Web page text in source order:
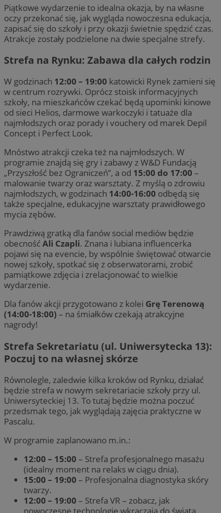
Piątkowe wydarzenie to idealna okazja, by na własne
oczy przekonać się, jak wygląda nowoczesna edukacja,
zapisać się do szkoły i przy okazji świetnie spędzić czas.
Atrakcje zostały podzielone na dwie specjalne strefy.
Strefa na Rynku: Zabawa dla całych rodzin
W godzinach 12:00 – 19:00 katowicki Rynek zamieni się
w centrum rozrywki. Oprócz stoisk informacyjnych
szkoły, na mieszkańców czekać będą upominki kinowe
od sieci Helios, darmowe warkoczyki i tatuaże dla
najmłodszych oraz porady i vouchery od marek Depil
Concept i Perfect Look.
Mnóstwo atrakcji czeka też na najmłodszych. W
programie znajdą się gry i zabawy z W&D Fundacją
„Przyszłość bez Ograniczeń”, a od 15:00 do 17:00 –
malowanie twarzy oraz warsztaty. Z myślą o zdrowiu
najmłodszych, w godzinach 14:00-16:00 odbędą się
także specjalne, edukacyjne warsztaty prawidłowego
mycia zębów.
Prawdziwą gratką dla fanów social mediów będzie
obecnośćAli Czapli. Znana i lubiana influencerka
pojawi się na evencie, by wspólnie świętować otwarcie
nowej szkoły, spotkać się z obserwatorami, zrobić
pamiątkowe zdjęcia i zrelacjonować to wielkie
wydarzenie.
Dla fanów akcji przygotowano z kolei Grę Terenową
(14:00-18:00) – na śmiałków czekają atrakcyjne
nagrody!
Strefa Sekretariatu (ul. Uniwersytecka 13):
Poczuj to na własnej skórze
Równolegle, zaledwie kilka kroków od Rynku, działać
będzie strefa w nowym sekretariacie szkoły przy ul.
Uniwersyteckiej 13. To tutaj będzie można poczuć
przedsmak tego, jak wyglądają zajęcia praktyczne w
Pascalu.
W programie zaplanowano m.in.:
12:00 – 15:00 – Strefa profesjonalnego masażu
(idealny moment na relaks w ciągu dnia).
15:00 – 19:00 – Profesjonalna diagnostyka skóry
twarzy.
12:00 – 19:00 – Strefa VR – zobacz, jak